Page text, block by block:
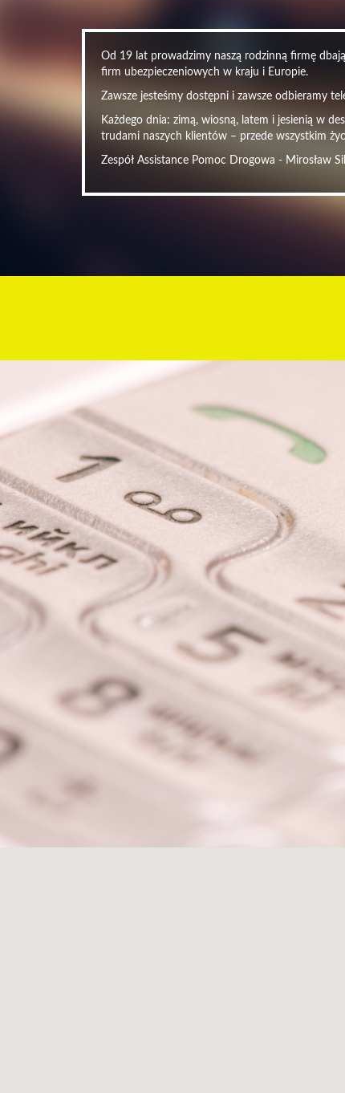
Od 19 lat prowadzimy naszą rodzinną firmę
firm ubezpieczeniowych w kraju i Europie.
Zawsze jesteśmy dostępni i zawsze odbieramy
Każdego dnia: zimą, wiosną, latem i jesienią w
trudami naszych klientów – przede wszystkim
Zespół Assistance Pomoc Drogowa - Mirosław